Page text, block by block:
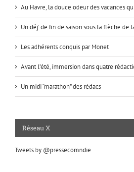
Au Havre, la douce odeur des vacances
Un déj’ de fin de saison sous la flèche de
Les adhérents conquis par Monet
Avant l’été, immersion dans quatre
Un midi “marathon” des rédacs
Réseau X
Tweets by @pressecomndie